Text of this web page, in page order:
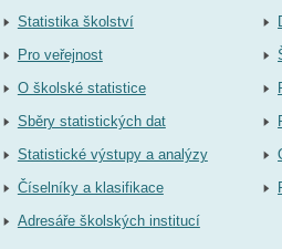
Statistika školství
Pro veřejnost
O školské statistice
Sběry statistických dat
Statistické výstupy a analýzy
Číselníky a klasifikace
Adresáře školských institucí